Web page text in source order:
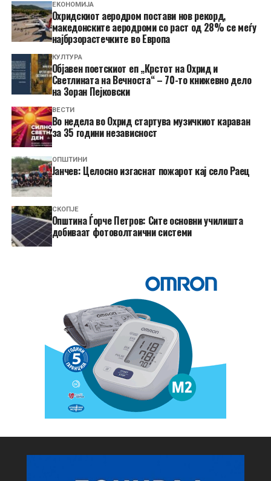
ЕКОНОМИЈА
Охридскиот аеродром постави нов рекорд,
македонските аеродроми со раст од 28% се меѓу
најбрзорастечките во Европа
КУЛТУРА
Објавен поетскиот еп „Крстот на Охрид и
Светлината на Вечноста“ – 70-то книжевно дело
на Зоран Пејковски
ВЕСТИ
Во недела во Охрид стартува музичкиот караван
за 35 години независност
ОПШТИНИ
Јанчев: Целосно изгаснат пожарот кај село Раец
СКОПЈЕ
Општина Ѓорче Петров: Сите основни училишта
добиваат фотоволтаични системи